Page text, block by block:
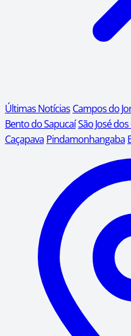
Últimas Notícias Campos do
Bento do SapucaíSão José
Caçapava Pindamonhangaba